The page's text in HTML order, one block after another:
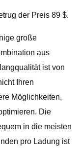
der Preis 89 $.
große
aus
ist von
Ihren
Möglichkeiten,
Die
in die meisten
pro Ladung ist